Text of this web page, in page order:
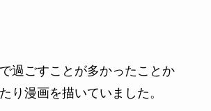
過ごすことが多かったことか
り漫画を描いていました。